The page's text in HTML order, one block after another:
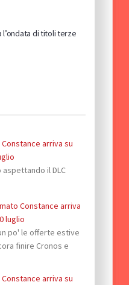
l’ondata di titoli terze
Constance arriva su
il DLC
Constance arriva
luglio
po' le offerte estive
finire Cronos e
Constance arriva su